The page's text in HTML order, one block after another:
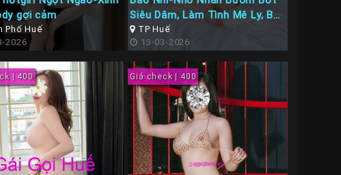
gợi cảm
Phố Huế
2026
Siêu Dâm, Làm Tình Mê Ly, BJ
cực đã
TP Huế
13-03-2026
| 400 Giá check | 400